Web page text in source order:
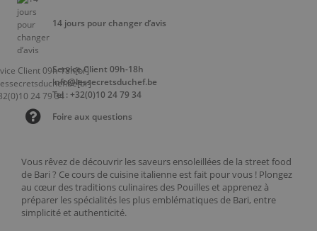
Vous rêvez de découvrir les saveurs ensoleillées de la street food
de Bari ? Ce cours de cuisine italienne est fait pour vous ! Plongez
au cœur des traditions culinaires des Pouilles et apprenez à
préparer les spécialités les plus emblématiques de Bari, entre
simplicité et authenticité.
14 jours pour changer d’avis
Service Client 09h-18h
info@lessecretsduchef.be
Tel : +32(0)10 24 79 34
Foire aux questions